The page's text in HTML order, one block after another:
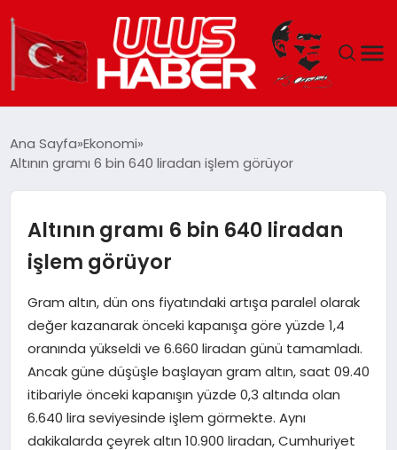
DÜNYA
EKONOMI
SIYASET
MAGAZIN
Ana Sayfa Ekonomi
Altının gramı 6 bin 640 liradan işlem görüyor
Altının gramı 6 bin 640 liradan
işlem görüyor
Gram altın, dün ons fiyatındaki artışa paralel olarak
değer kazanarak önceki kapanışa göre yüzde 1,4
oranında yükseldi ve 6.660 liradan günü tamamladı.
Ancak güne düşüşle başlayan gram altın, saat 09.40
itibariyle önceki kapanışın yüzde 0,3 altında olan
6.640 lira seviyesinde işlem görmekte. Aynı
dakikalarda çeyrek altın 10.900 liradan, Cumhuriyet